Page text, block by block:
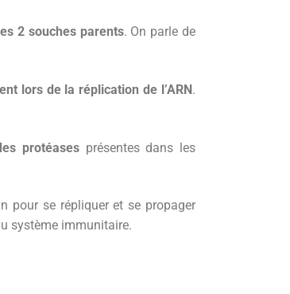
2 souches parents. On parle de
lors de la réplication de l’ARN.
protéasesprésentes dans les
pour se répliquer et se propager
système immunitaire.